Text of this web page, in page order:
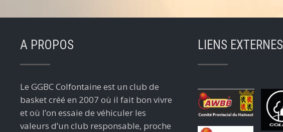
A PROPOS
Le GGBC Colfontaine est un club de
basket créé en 2007 où il fait bon vivre
et où l’on essaie de véhiculer les
valeurs d’un club responsable, proche
LIENS EXTERNES